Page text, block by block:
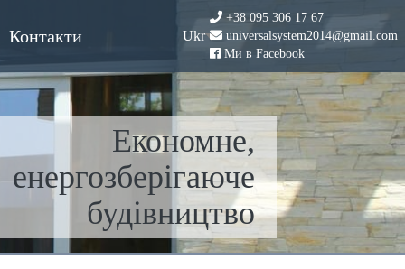
Ukr
Контакти
+38 095 306 17 67
universalsystem2014@gmail.com
Ми в Facebook
Економне,
енергозберігаюче
будівництво